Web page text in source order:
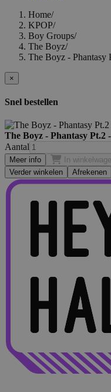
Home/
KPOP/
Boy Groups/
The Boyz/
The Boyz - Phantasy
×
Snel bestellen
The Boyz - Phantasy Pt.2
Aantal
Meer info
In
Verder winkelen
Afrekenen